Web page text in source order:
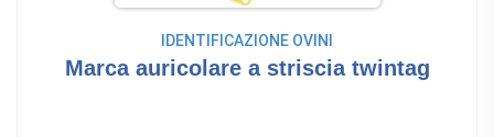
IDENTIFICAZIONE OVINI
Marca auricolare a striscia twintag